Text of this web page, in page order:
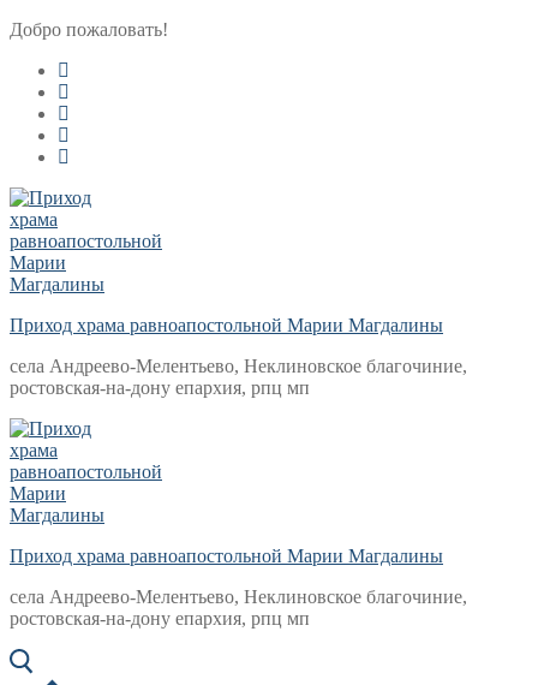
Перейти
содержимому
Меню
Закрыть
Добро пожаловать!
Приход храма равноапостольной Марии Магдалины
села Андреево-Мелентьево, Неклиновское благочиние,
ростовская-на-дону епархия, рпц мп
Приход храма равноапостольной Марии Магдалины
села Андреево-Мелентьево, Неклиновское благочиние,
ростовская-на-дону епархия, рпц мп